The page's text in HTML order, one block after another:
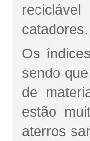
catadores.
Os
sendo
de
estão
aterros